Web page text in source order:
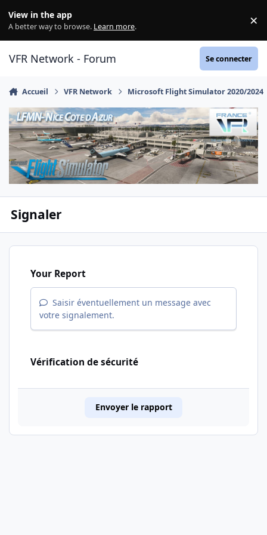
View in the app
A better way to browse. Learn more. ×
VFR Network - Forum Se connecter
Accueil VFR Network Microsoft Flight Simulator 2020/2024
Signaler
Your Report
Saisir éventuellement un message avec
votre signalement.
Vérification de sécurité
Envoyer le rapport